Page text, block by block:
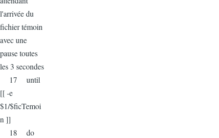
l'arrivée du
fichier témoin
avec une
pause toutes
les 3 secondes
17 until
[[ -e
$1/$ficTemoi
n ]]
18 do